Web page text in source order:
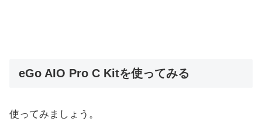
eGo AIO Pro C Kitを使ってみる
使ってみましょう。